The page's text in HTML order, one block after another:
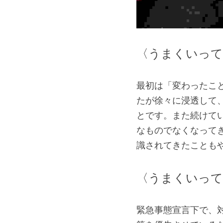
〈うまくいっ
最初は「変わったこ
たが徐々に浸透して
とです。また続けて
なものでなくなって
識されてきたことも
〈うまくいっ
緊急事態宣言下で、